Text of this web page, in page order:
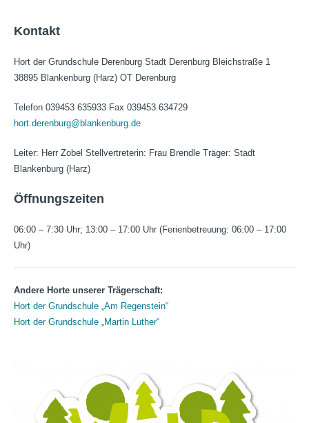
Kontakt
Hort der Grundschule Derenburg Stadt Derenburg Bleichstraße 1
38895 Blankenburg (Harz) OT Derenburg
Telefon 039453 635933 Fax 039453 634729
hort.derenburg@blankenburg.de
Leiter: Herr Zobel Stellvertreterin: Frau Brendle Träger: Stadt
Blankenburg (Harz)
Öffnungszeiten
06:00 – 7:30 Uhr; 13:00 – 17:00 Uhr (Ferienbetreuung: 06:00 – 17:00
Uhr)
Andere Horte unserer Trägerschaft:
Hort der Grundschule „Am Regenstein“
Hort der Grundschule „Martin Luther“